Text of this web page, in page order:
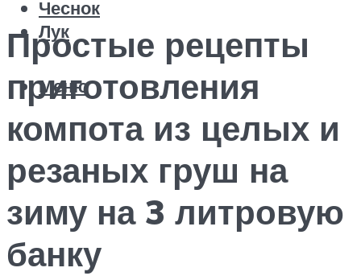
Чеснок
Лук
Меню
Простые рецепты
приготовления
компота из целых и
резаных груш на
зиму на 3 литровую
банку